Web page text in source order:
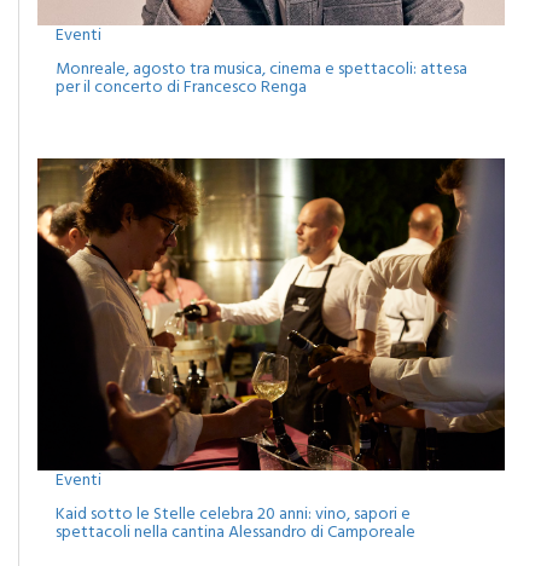
Eventi
Monreale, agosto tra musica, cinema e spettacoli: attesa
Eventi
Kaid sotto le Stelle celebra 20 anni: vino, sapori e